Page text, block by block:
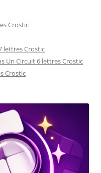
Crostic
lettres Crostic
Un Circuit 6 lettres Crostic
Crostic